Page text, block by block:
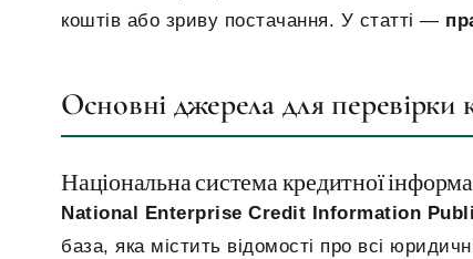
коштів або зриву постачання. У статті —
Основні джерела для перевірки
Національна система кредитної
National Enterprise Credit Information
база, яка містить відомості про всі